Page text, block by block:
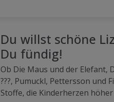
Du willst schöne
Du fündig!
Ob Die Maus und der Elefant,
???, Pumuckl, Pettersson und
Stoffe, die Kinderherzen